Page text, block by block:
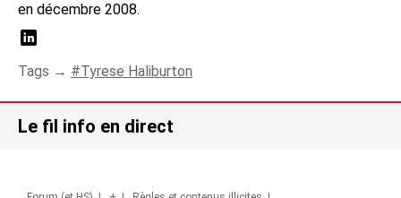
en décembre 2008.
Tags → Tyrese Haliburton
Le fil info en direct